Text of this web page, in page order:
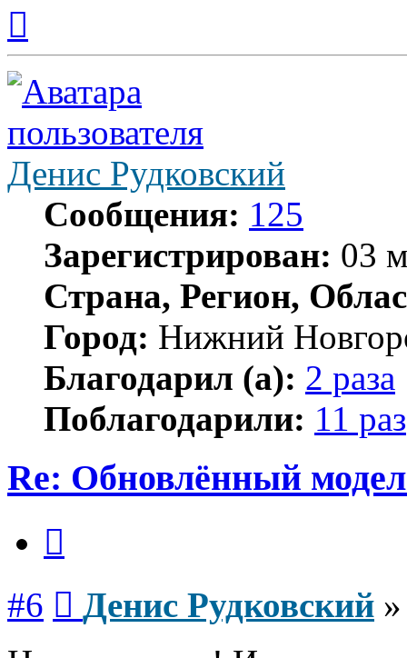
началу
Денис Рудковский
Сообщения: 125
Зарегистрирован: 03
Страна, Регион,
Город: Нижний
Благодарил (а): 2 раза
Поблагодарили: 11 раз
Re: Обновлённый
#6 Денис Рудковский